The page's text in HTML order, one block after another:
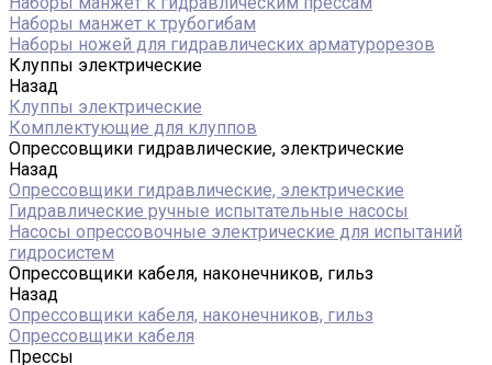
Наборы манжет к трубогибам
Наборы ножей для гидравлических арматурорезов
Клуппы электрические
Назад
Клуппы электрические
Комплектующие для клуппов
Опрессовщики гидравлические, электрические
Назад
Опрессовщики гидравлические, электрические
Гидравлические ручные испытательные насосы
Насосы опрессовочные электрические для испытаний
гидросистем
Опрессовщики кабеля, наконечников, гильз
Назад
Опрессовщики кабеля, наконечников, гильз
Опрессовщики кабеля
Прессы